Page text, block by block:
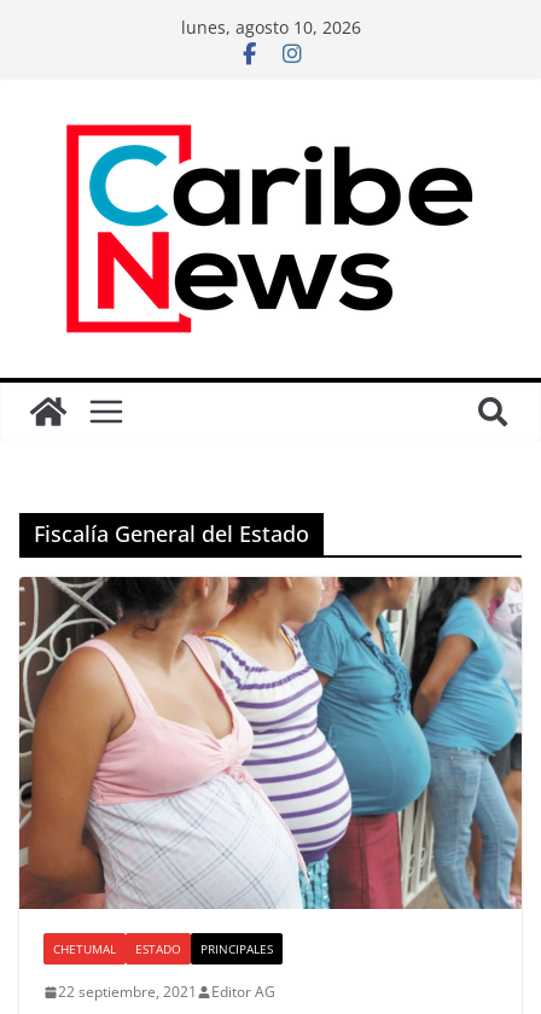
lunes, agosto 10, 2026
Fiscalía General del Estado
CHETUMAL ESTADO PRINCIPALES
22 septiembre, 2021 Editor AG